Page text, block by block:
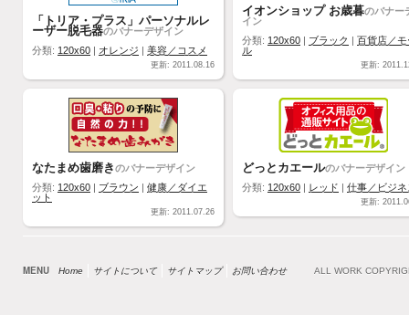
イオンショップ お歳暮のバナー
イン
分類: 120x60 ブラック
百貨店／モ
ル
更新:
「トリア・プラス」パーソナルレ
ーザー脱毛器のバナーデザイン
分類: 120x60 オレンジ 美容／コスメ
更新: 2011.08.16
なたまめ歯磨きのバナーデザイン
分類: 120x60 ブラウン
健康／ダイエ
ット
更新: 2011.07.26
どっとカエールのバナーデザイン
分類: 120x60 レッド 仕事／ビジネ
更新:
MENU Home サイトについて サイトマップ お問い合わせ ALL WORK